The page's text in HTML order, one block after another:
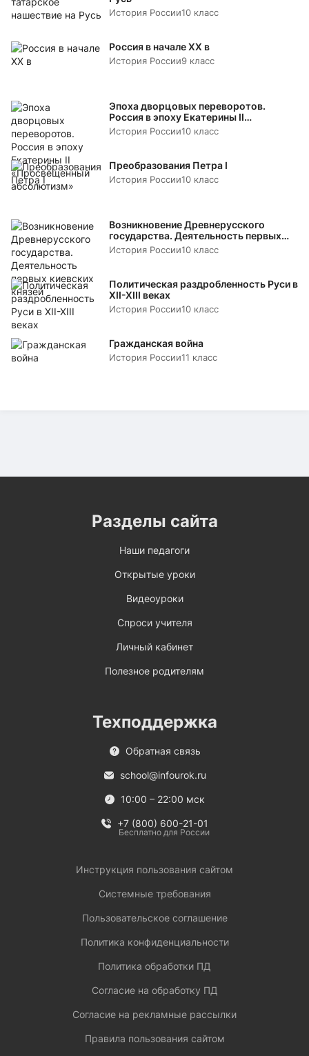
История России10 класс
Россия в начале XX в
История России9 класс
Эпоха дворцовых переворотов.
Россия в эпоху Екатерины II
«Просвещенный абсолютизм»
История России10 класс
Преобразования Петра I
История России10 класс
Возникновение Древнерусского
государства. Деятельность первых
киевских князей
История России10 класс
Политическая раздробленность Руси в
XII-XIII веках
История России10 класс
Гражданская война
История России11 класс
Разделы сайта
Наши педагоги
Открытые уроки
Видеоуроки
Спроси учителя
Личный кабинет
Полезное родителям
Техподдержка
Обратная связь
school@infourok.ru
10:00 – 22:00 мск
+7 (800) 600-21-01
Бесплатно для России
Инструкция пользования сайтом
Системные требования
Пользовательское соглашение
Политика конфиденциальности
Политика обработки ПД
Согласие на обработку ПД
Согласие на рекламные рассылки
Правила пользования сайтом